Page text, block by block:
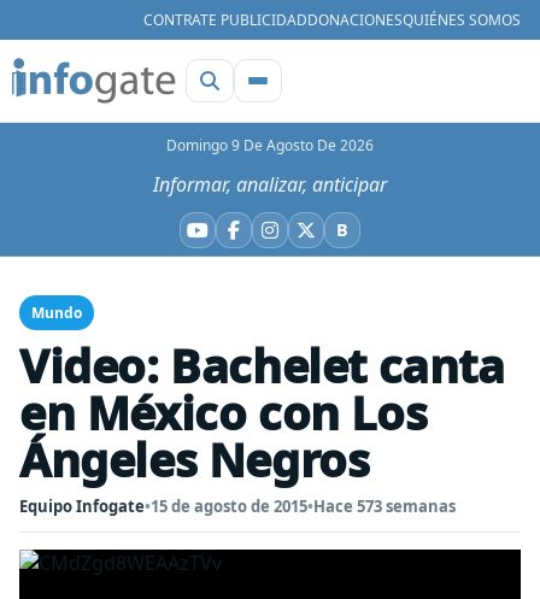
CONTRATE PUBLICIDADDONACIONESQUIÉNES SOMOS
Domingo 9 De Agosto De 2026
Informar, analizar, anticipar
YouTube
Facebook
Instagram
X BBluesky
Mundo
Video: Bachelet canta
en México con Los
Ángeles Negros
Equipo Infogate•15 de agosto de 2015•Hace 573 semanas